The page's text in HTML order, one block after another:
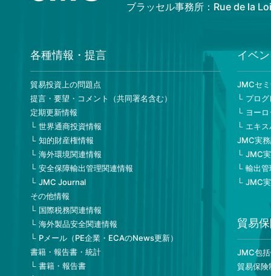
ブラッセル事務所：Rue de la
各種情報・提言
貿易投資上の問題点
提言・要望・コメント（共同署名含む）
定期更新情報
世界通商投資情報
知的財産権情報
海外環境関連情報
安全保障輸出管理関連情報
JMC Journal
その他情報
国際税務関連情報
海外製品安全関連情報
Pメール（PE企業・ECAのNews更新）
書籍・報告書・統計
書籍・報告書
イベ
JMCセ
プロ
ヨー
エキ
JMC実
JMC
輸出
JMC
貿易
JMC包
貿易保険